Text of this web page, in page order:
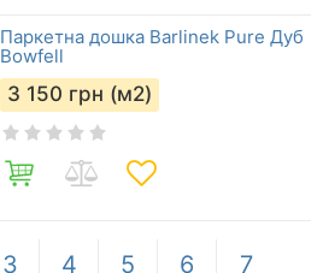
Паркетна дошка Barlinek Pure Дуб
Bowfell
3 150 грн (м2)
3 4 5 6 7